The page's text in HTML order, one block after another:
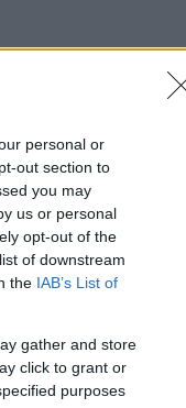
personal or
out section to
you may
us or personal
opt-out of the
of downstream
the IAB’s List of
gather and store
click to grant or
purposes